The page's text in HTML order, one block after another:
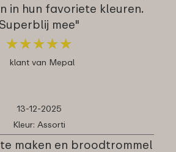
in hun favoriete kleuren.
mee"
★★★★★
★★★★★
klant van Mepal
13-12-2025
Kleur: Assorti
maken en broodtrommel